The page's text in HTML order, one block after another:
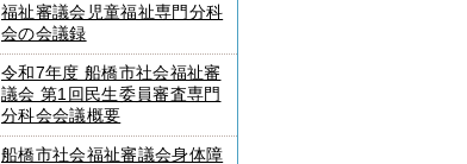
福祉審議会児童福祉専門分科
会の会議録
令和7年度 船橋市社会福祉審
議会 第1回民生委員審査専門
分科会会議概要
船橋市社会福祉審議会身体障